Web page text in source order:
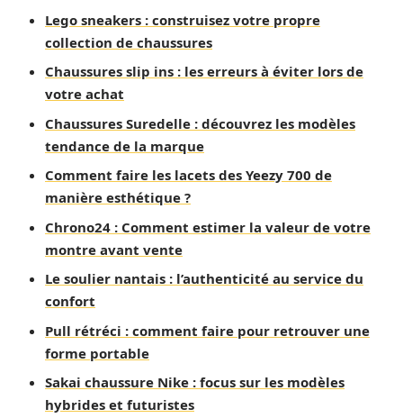
Lego sneakers : construisez votre propre
collection de chaussures
Chaussures slip ins : les erreurs à éviter lors de
votre achat
Chaussures Suredelle : découvrez les modèles
tendance de la marque
Comment faire les lacets des Yeezy 700 de
manière esthétique ?
Chrono24 : Comment estimer la valeur de votre
montre avant vente
Le soulier nantais : l’authenticité au service du
confort
Pull rétréci : comment faire pour retrouver une
forme portable
Sakai chaussure Nike : focus sur les modèles
hybrides et futuristes